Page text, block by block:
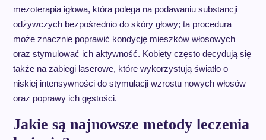
mezoterapia igłowa, która polega na podawaniu substancji
odżywczych bezpośrednio do skóry głowy; ta procedura
może znacznie poprawić kondycję mieszków włosowych
oraz stymulować ich aktywność. Kobiety często decydują się
także na zabiegi laserowe, które wykorzystują światło o
niskiej intensywności do stymulacji wzrostu nowych włosów
oraz poprawy ich gęstości.
Jakie są najnowsze metody leczenia